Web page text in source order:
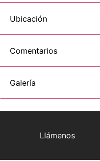
Ubicación
Comentarios
Galería
Llámenos